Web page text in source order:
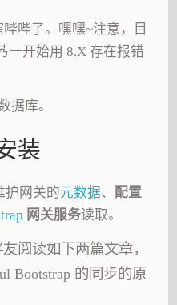
哔了。嘿嘿~注意，目
一开始用 8.X 存在报错
据库。
装
护网关的元数据、 配置
网关服务读取。
阅读如下两篇文章，
Bootstrap 的同步的原